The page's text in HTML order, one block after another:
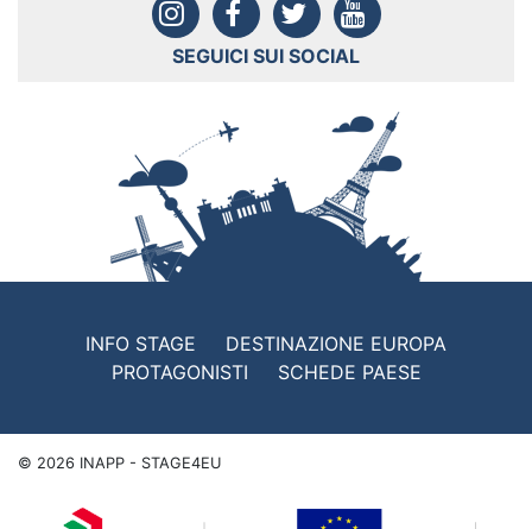
SEGUICI SUI SOCIAL
INFO STAGE
DESTINAZIONE EUROPA
PROTAGONISTI
SCHEDE PAESE
© 2026 INAPP - STAGE4EU